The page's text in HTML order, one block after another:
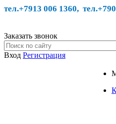
тел.+7913 006 1360, тел.
Заказать звонок
Вход Регистрация